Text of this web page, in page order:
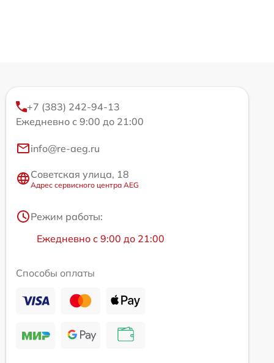
+7 (383) 242-94-13
Ежедневно с 9:00 до 21:00
info@re-aeg.ru
Советская улица, 18
Адрес сервисного центра AEG
Режим работы:
Ежедневно с 9:00 до 21:00
Способы оплаты